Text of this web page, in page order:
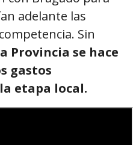
adelante las
Sin
Provincia se hace
gastos
etapa local.